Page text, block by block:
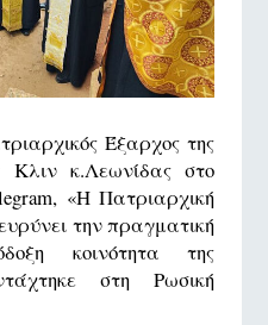
Έξαρχος της
Κλιν κ.Λεωνίδας στο
«Η Πατριαρχική
την πραγματική
κοινότητα της
στη Ρωσική